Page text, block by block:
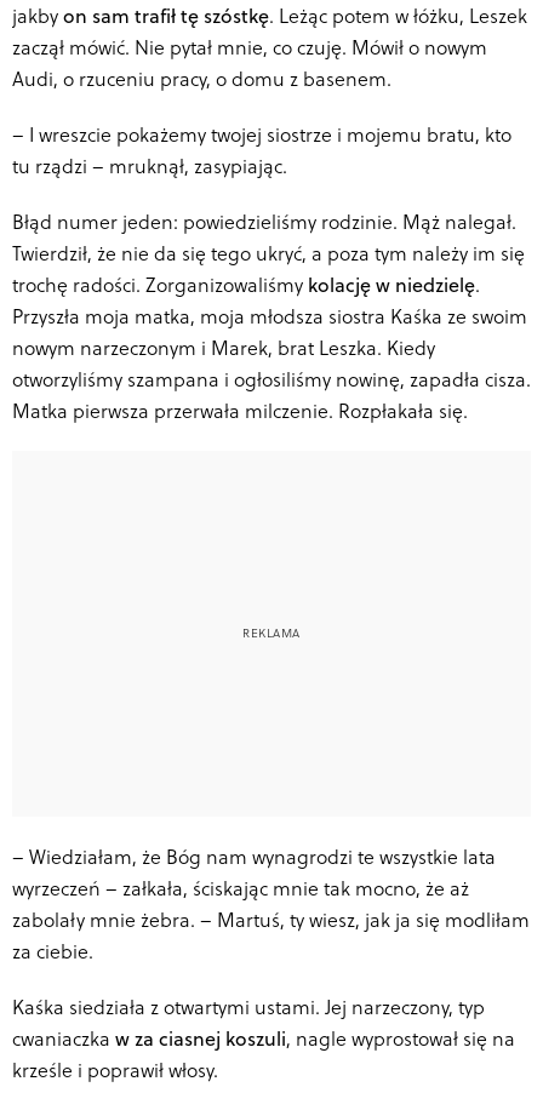
jakbyon sam trafił tę szóstkę. Leżąc potem w łóżku, Leszek
zaczął mówić. Nie pytał mnie, co czuję. Mówił o nowym
Audi, o rzuceniu pracy, o domu z basenem.
– I wreszcie pokażemy twojej siostrze i mojemu bratu, kto
tu rządzi – mruknął, zasypiając.
Błąd numer jeden: powiedzieliśmy rodzinie. Mąż nalegał.
Twierdził, że nie da się tego ukryć, a poza tym należy im się
trochę radości. Zorganizowaliśmy kolację w niedzielę.
Przyszła moja matka, moja młodsza siostra Kaśka ze swoim
nowym narzeczonym i Marek, brat Leszka. Kiedy
otworzyliśmy szampana i ogłosiliśmy nowinę, zapadła cisza.
Matka pierwsza przerwała milczenie. Rozpłakała się.
– Wiedziałam, że Bóg nam wynagrodzi te wszystkie lata
wyrzeczeń – załkała, ściskając mnie tak mocno, że aż
zabolały mnie żebra. – Martuś, ty wiesz, jak ja się modliłam
za ciebie.
Kaśka siedziała z otwartymi ustami. Jej narzeczony, typ
cwaniaczka w za ciasnej koszuli, nagle wyprostował się na
krześle i poprawił włosy.